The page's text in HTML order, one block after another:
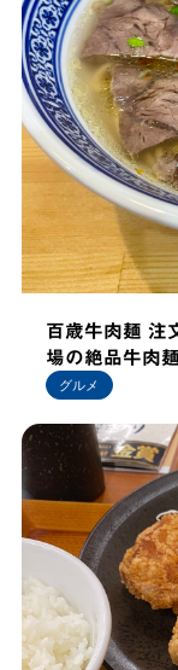
百歳牛肉麺 注
場の絶品牛肉麺
グルメ